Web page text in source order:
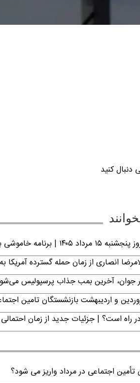
دنبال کنید
برق کرج اعلام شد
انصاری از زمان حمله گسترده آمریکا
جوان، آخرین بمب جذاب پرسپولیس
و اردیبهشت بازنشستگان تامین
راه است؟ | جزئیات جدید از زمان
تأمین اجتماعی در مرداد واریز می شود؟